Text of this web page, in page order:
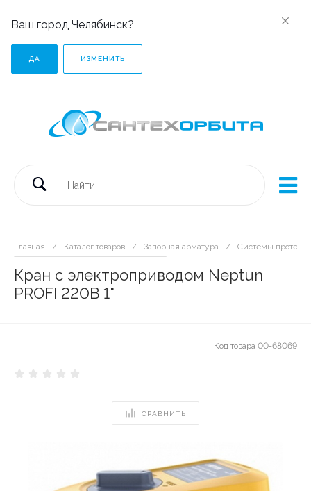
Ваш город Челябинск?
ДА ИЗМЕНИТЬ
Главная / Каталог товаров / Запорная арматура / Системы
Кран с электроприводом Neptun
PROFI 220В 1"
Код товара 00-68069
СРАВНИТЬ